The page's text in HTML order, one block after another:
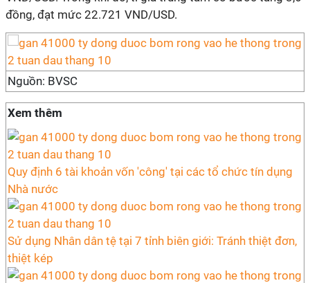
đồng, đạt mức 22.721 VND/USD.
Nguồn: BVSC
Xem thêm
Quy định 6 tài khoản vốn 'công' tại các tổ chức tín dụng
Nhà nước
Sử dụng Nhân dân tệ tại 7 tỉnh biên giới: Tránh thiệt đơn,
thiệt kép